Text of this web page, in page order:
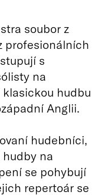
soubor z
profesionálních
s
na
hudbu
Anglii.
hudebníci,
na
se pohybují
repertoár se